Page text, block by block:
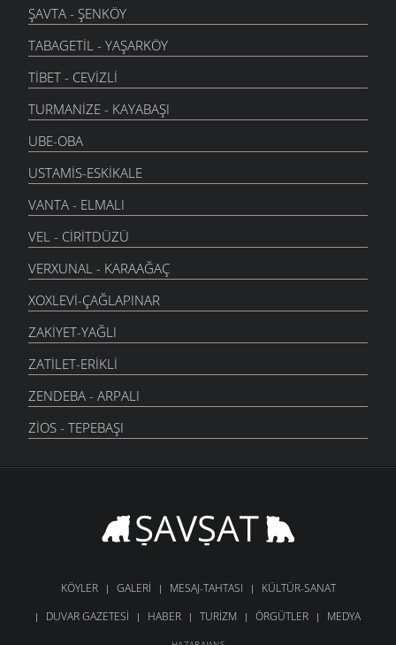
ŞAVTA - ŞENKÖY
TABAGETIL - YAŞARKÖY
TIBET - CEVIZLI
TURMANIZE - KAYABAŞI
UBE-OBA
USTAMIS-ESKIKALE
VANTA - ELMALI
VEL - CIRITDÜZÜ
VERXUNAL - KARAAĞAÇ
XOXLEVI-ÇAĞLAPINAR
ZAKIYET-YAĞLI
ZATILET-ERIKLI
ZENDEBA - ARPALI
ZIOS - TEPEBAŞI
KÖYLER GALERI MESAJ-TAHTASI
KÜLTÜR-SANAT
DUVAR GAZETESI
HABER TURIZM ÖRGÜTLER MEDYA